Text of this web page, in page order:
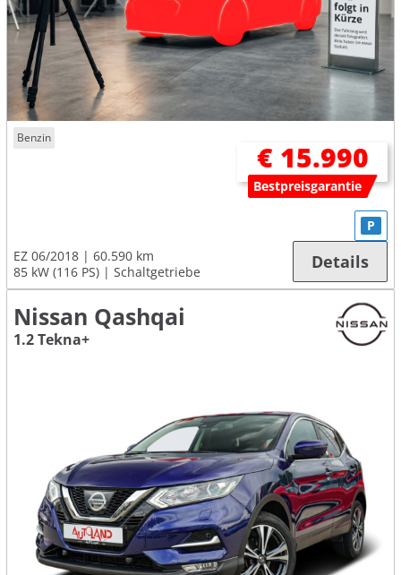
Benzin
€ 15.990
Bestpreisgarantie
EZ 06/2018
60.590 km
85 kW (116 PS)
Schaltgetriebe
P
Details
Nissan Qashqai
1.2 Tekna+